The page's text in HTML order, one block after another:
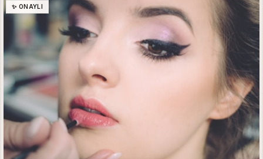
✨ ONAYLI